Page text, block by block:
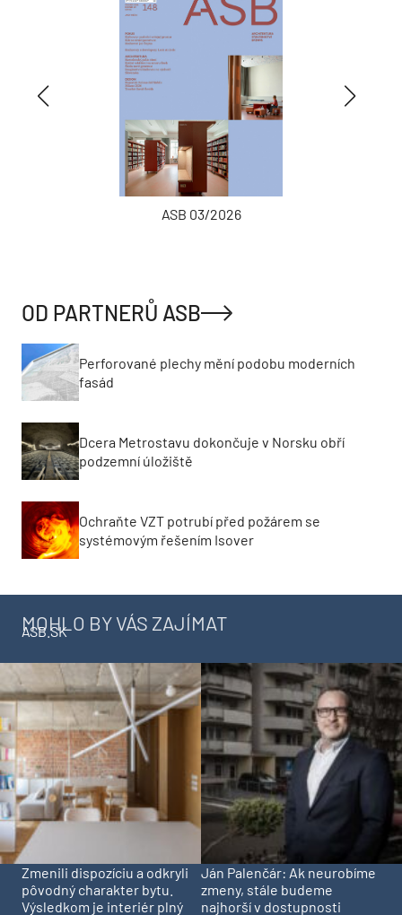
ASB 03/2026
OD PARTNERŮ ASB
Perforované plechy mění podobu moderních
fasád
Dcera Metrostavu dokončuje v Norsku obří
podzemní úložiště
Ochraňte VZT potrubí před požárem se
systémovým řešením Isover
MOHLO BY VÁS ZAJÍMAT
ASB.SK
Zmenili dispozíciu a odkryli
pôvodný charakter bytu.
Výsledkom je interiér plný
Ján Palenčár: Ak neurobíme
zmeny, stále budeme
najhorší v dostupnosti